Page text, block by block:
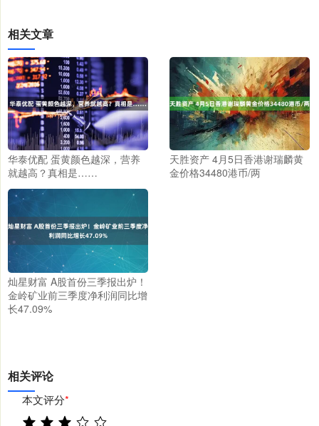
相关文章
华泰优配 蛋黄颜色越深，营养
就越高？真相是……
天胜资产 4月5日香港谢瑞麟黄
金价格34480港币/两
灿星财富 A股首份三季报出炉！
金岭矿业前三季度净利润同比增
长47.09%
相关评论
本文评分*